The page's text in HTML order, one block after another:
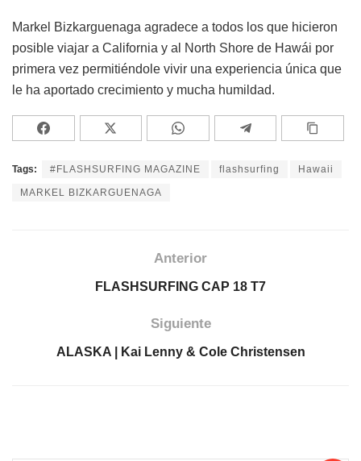
Markel Bizkarguenaga agradece a todos los que hicieron
posible viajar a California y al North Shore de Hawái por
primera vez permitiéndole vivir una experiencia única que
le ha aportado crecimiento y mucha humildad.
Tags: #FLASHSURFING MAGAZINE flashsurfing Hawaii
MARKEL BIZKARGUENAGA
Anterior
FLASHSURFING CAP 18 T7
Siguiente
ALASKA | Kai Lenny & Cole Christensen